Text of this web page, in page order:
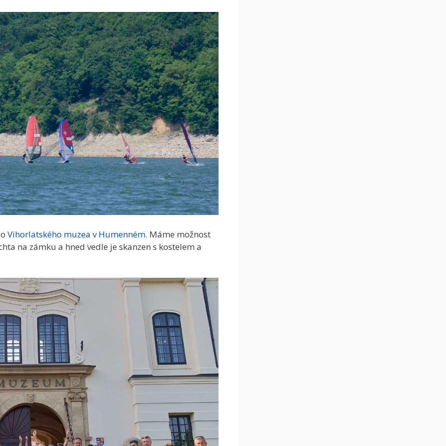
Vihorlatského muzea v Humenném. Máme možnost
na zámku a hned vedle je skanzen s kostelem a